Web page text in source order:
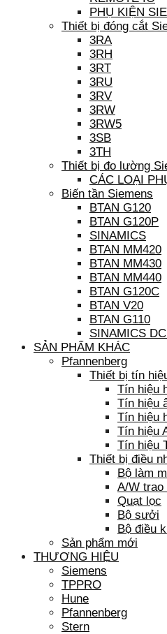
PHỤ KIỆN
Thiết bị đóng cắt
3RA
3RH
3RT
3RU
3RV
3RW
3RW5
3SB
3TH
Thiết bị đo lường
CÁC LOẠI
Biến tần Siemens
BTAN G120
BTAN G120P
SINAMICS
BTAN MM420
BTAN MM430
BTAN MM440
BTAN G120C
BTAN V20
BTAN G110
SINAMICS
SẢN PHẨM KHÁC
Pfannenberg
Thiết bị tín
Tín hiệu
Tín hiệu
Tín hiệu
Tín hiệu
Tín hiệu
Thiết bị điều
Bộ làm
A/W trao
Quạt lọc
Bộ sưởi
Bộ điều
Sản phẩm mới
THƯƠNG HIỆU
Siemens
TPPRO
Hune
Pfannenberg
Stern